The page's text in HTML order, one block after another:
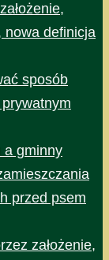
nowa definicja
sposób
a gminny
przed psem
założenie,